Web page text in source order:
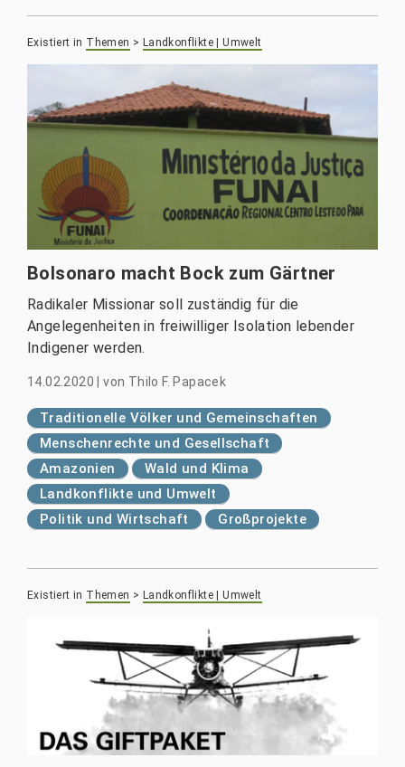
Existiert in Themen > Landkonflikte | Umwelt
Bolsonaro macht Bock zum Gärtner
Radikaler Missionar soll zuständig für die
Angelegenheiten in freiwilliger Isolation lebender
Indigener werden.
14.02.2020 |von Thilo F. Papacek
Traditionelle Völker und Gemeinschaften
Menschenrechte und Gesellschaft
Amazonien
Wald und Klima
Landkonflikte und Umwelt
Politik und Wirtschaft
Großprojekte
Existiert in Themen > Landkonflikte | Umwelt